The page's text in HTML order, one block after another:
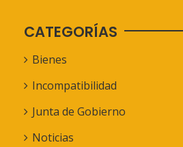
CATEGORÍAS
Bienes
Incompatibilidad
Junta de Gobierno
Noticias